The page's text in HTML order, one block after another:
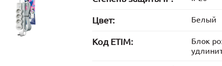
Цвет: Белый
Код ETIM:
Блок